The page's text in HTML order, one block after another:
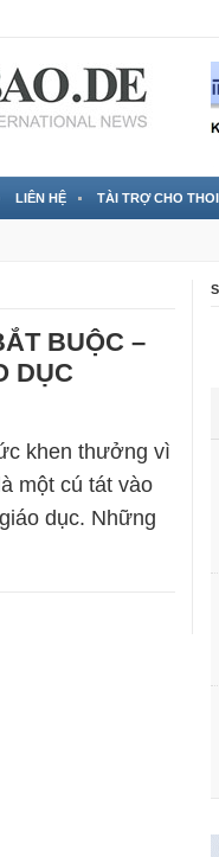
LIÊN HỆ TÀI TRỢ CHO
BUỘC –
DỤC
khen thưởng vì
một cú tát vào
dục. Những